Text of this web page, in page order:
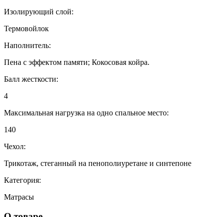
Изолирующий слой:
Термовойлок
Наполнитель:
Пена с эффектом памяти; Кокосовая койра.
Балл жесткости:
4
Максимальная нагрузка на одно спальное место:
140
Чехол:
Трикотаж, стеганный на пенополиуретане и синтепоне
Категория:
Матрасы